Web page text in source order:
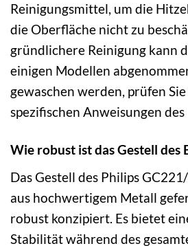
Reinigungsmittel, um die
die Oberfläche nicht zu
gründlichere Reinigung kann
einigen Modellen
gewaschen werden, prüfen
spezifischen Anweisungen
Wie robust ist das Gestell des
Das Gestell des Philips
aus hochwertigem Metall
robust konzipiert. Es bietet
Stabilität während des